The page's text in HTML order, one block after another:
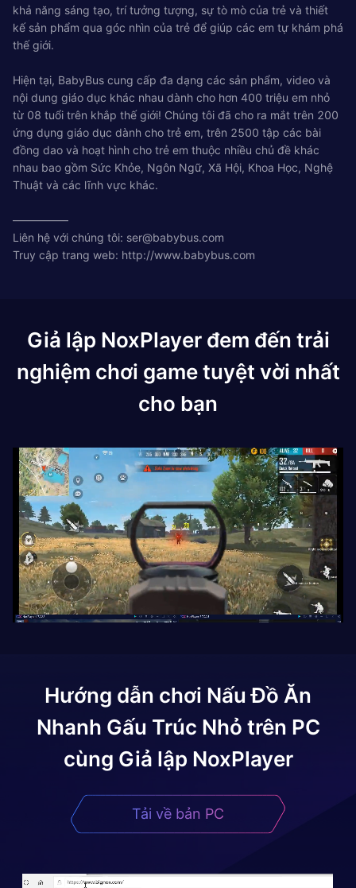
khả năng sáng tạo, trí tưởng tượng, sự tò mò của trẻ và thiết
kế sản phẩm qua góc nhìn của trẻ để giúp các em tự khám phá
thế giới.
Hiện tại, BabyBus cung cấp đa dạng các sản phẩm, video và
nội dung giáo dục khác nhau dành cho hơn 400 triệu em nhỏ
từ 08 tuổi trên khắp thế giới! Chúng tôi đã cho ra mắt trên 200
ứng dụng giáo dục dành cho trẻ em, trên 2500 tập các bài
đồng dao và hoạt hình cho trẻ em thuộc nhiều chủ đề khác
nhau bao gồm Sức Khỏe, Ngôn Ngữ, Xã Hội, Khoa Học, Nghệ
Thuật và các lĩnh vực khác.
—————
Liên hệ với chúng tôi: ser@babybus.com
Truy cập trang web: http://www.babybus.com
Giả lập NoxPlayer đem đến trải
nghiệm chơi game tuyệt vời nhất
cho bạn
Hướng dẫn chơi Nấu Đồ Ăn
Nhanh Gấu Trúc Nhỏ trên PC
cùng Giả lập NoxPlayer
Tải về bản PC